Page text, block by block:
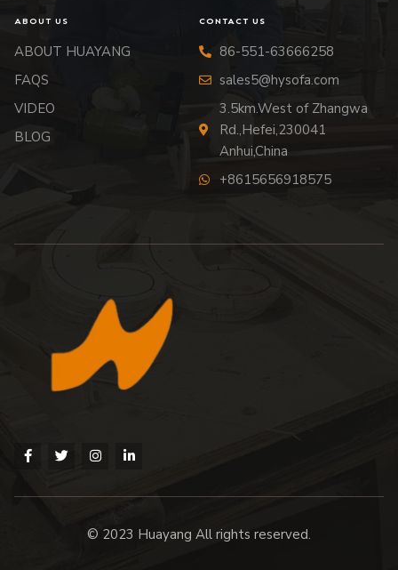
ABOUT US
ABOUT HUAYANG
FAQS
VIDEO
BLOG
CONTACT US
86-551-63666258
sales5@hysofa.com
3.5km.West of Zhangwa
Rd.,Hefei,230041
Anhui,China
+8615656918575
© 2023 Huayang All rights reserved.